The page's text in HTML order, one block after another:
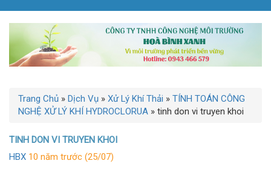
Trang Chủ » Dịch Vụ » Xử Lý Khí Thải » TÍNH TOÁN CÔNG
NGHỆ XỬ LÝ KHÍ HYDROCLORUA » tinh don vi truyen khoi
TINH DON VI TRUYEN KHOI
HBX 10 năm trước (25/07)